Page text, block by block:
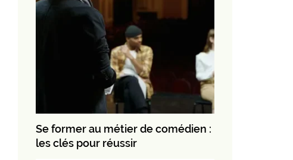
Se former au métier de comédien :
les clés pour réussir